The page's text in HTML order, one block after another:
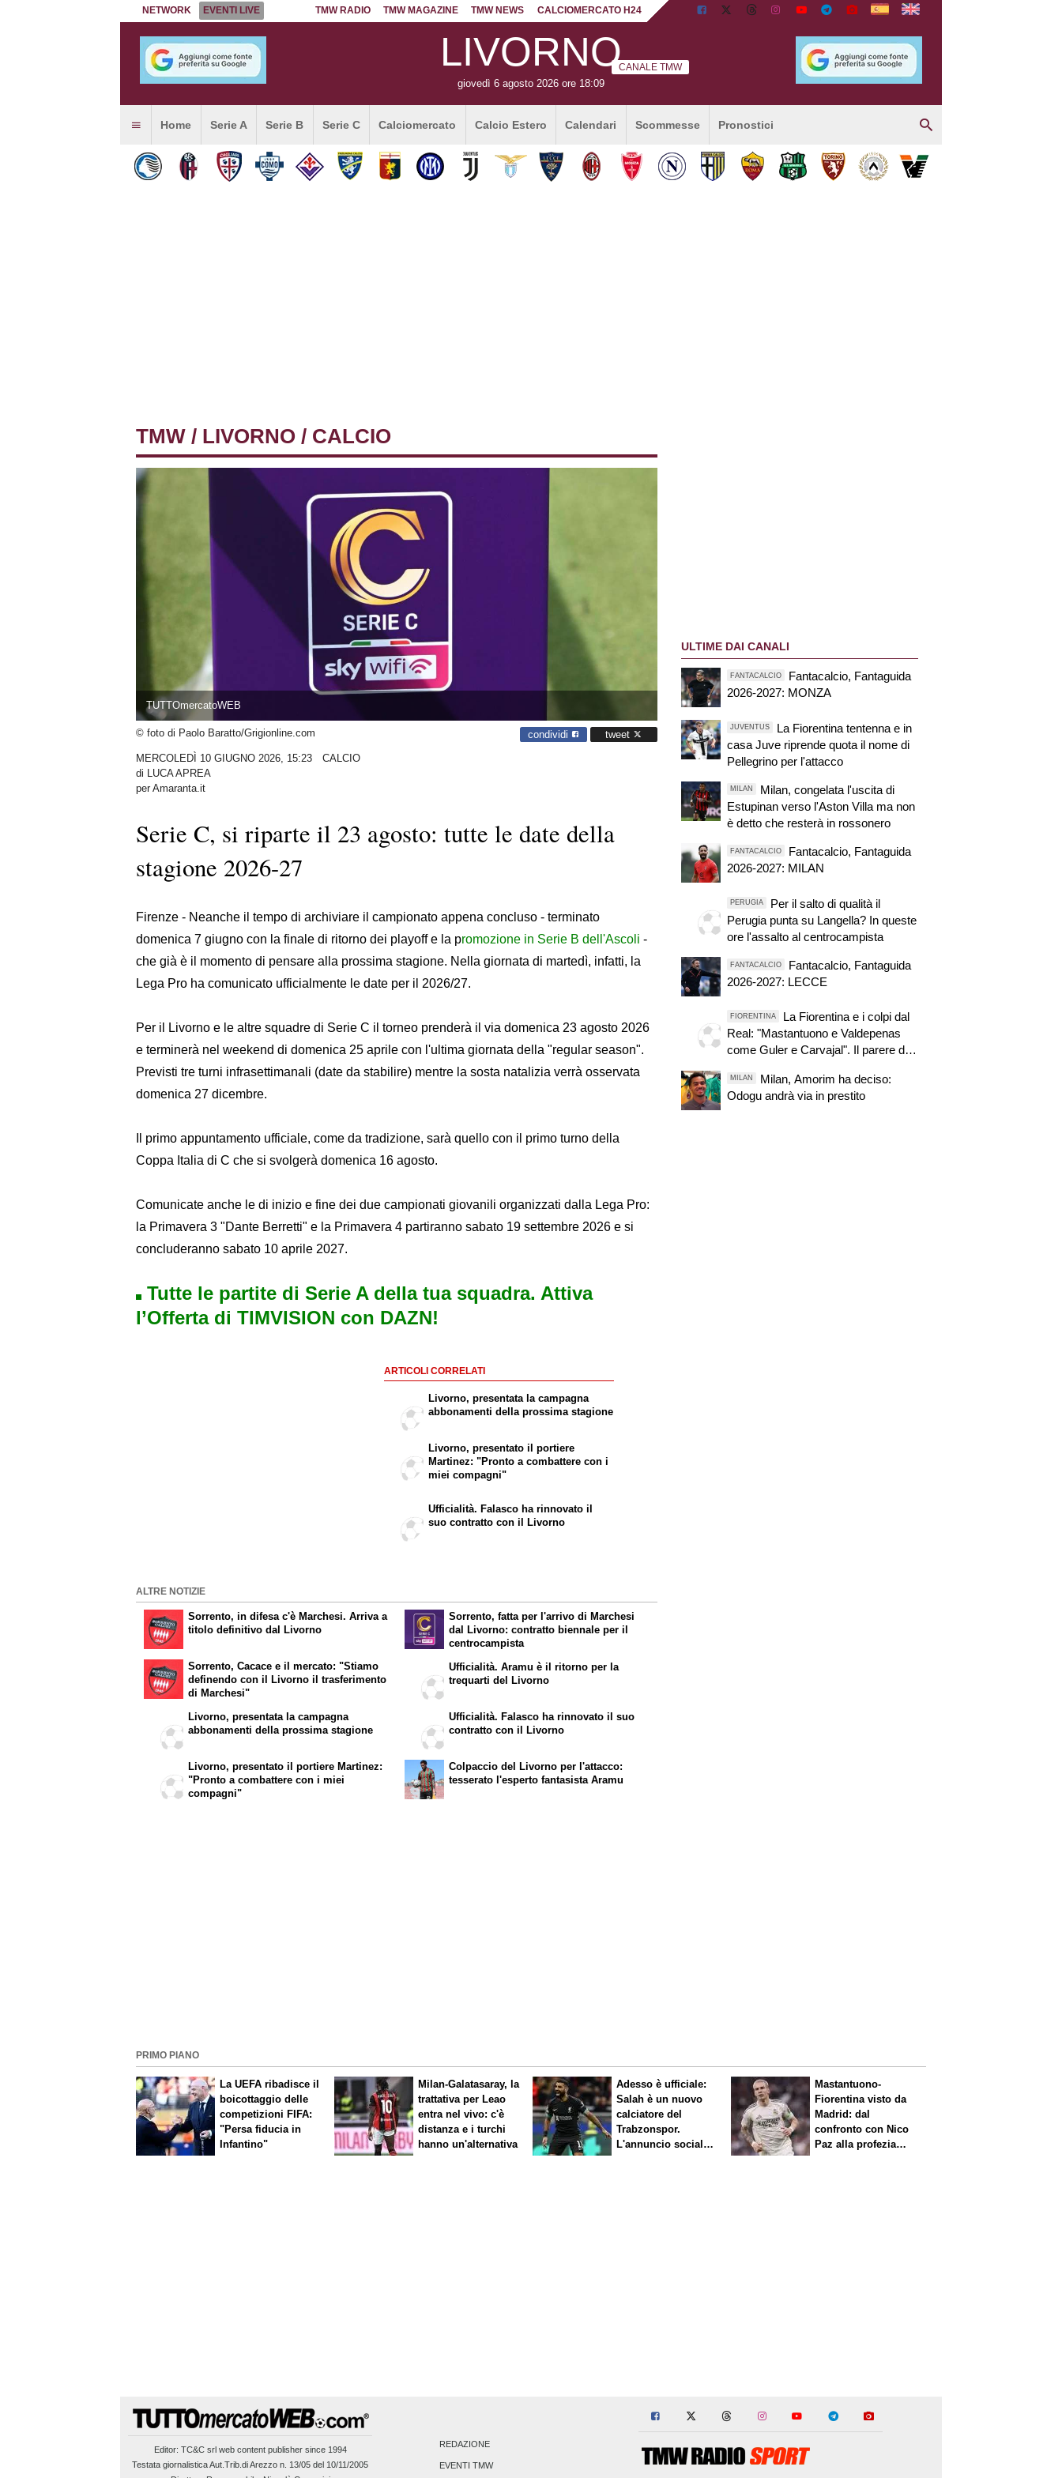
NETWORK EVENTI LIVE TMW RADIO TMW MAGAZINE TMW NEWS CALCIOMERCATO H24
LIVORNO
giovedì 6 agosto 2026 ore 18:09
CANALE TMW
Home Serie A Serie B Serie C Calciomercato Calcio Estero Calendari Scommesse Pronostici
TMW / LIVORNO / CALCIO
TUTTOmercatoWEB
© foto di Paolo Baratto/Grigionline.com condividi tweet
MERCOLEDÌ 10 GIUGNO 2026, 15:23
CALCIO
di LUCA APREA
per Amaranta.it
Serie C, si riparte il 23 agosto: tutte le date della
stagione 2026-27
Firenze - Neanche il tempo di archiviare il campionato appena concluso - terminato
domenica 7 giugno con la finale di ritorno dei playoff e la promozione in Serie B dell'Ascoli -
che già è il momento di pensare alla prossima stagione. Nella giornata di martedì, infatti, la
Lega Pro ha comunicato ufficialmente le date per il 2026/27.
Per il Livorno e le altre squadre di Serie C il torneo prenderà il via domenica 23 agosto 2026
e terminerà nel weekend di domenica 25 aprile con l'ultima giornata della "regular season".
Previsti tre turni infrasettimanali (date da stabilire) mentre la sosta natalizia verrà osservata
domenica 27 dicembre.
Il primo appuntamento ufficiale, come da tradizione, sarà quello con il primo turno della
Coppa Italia di C che si svolgerà domenica 16 agosto.
Comunicate anche le di inizio e fine dei due campionati giovanili organizzati dalla Lega Pro:
la Primavera 3 "Dante Berretti" e la Primavera 4 partiranno sabato 19 settembre 2026 e si
concluderanno sabato 10 aprile 2027.
Tutte le partite di Serie A della tua squadra. Attiva
l’Offerta di TIMVISION con DAZN!
ARTICOLI CORRELATI
Livorno, presentata la campagna
abbonamenti della prossima stagione
Livorno, presentato il portiere
Martinez: "Pronto a combattere con i
miei compagni"
Ufficialità. Falasco ha rinnovato il
suo contratto con il Livorno
ALTRE NOTIZIE
Sorrento, in difesa c'è Marchesi. Arriva a
titolo definitivo dal Livorno
Sorrento, Cacace e il mercato: "Stiamo
definendo con il Livorno il trasferimento
di Marchesi"
Sorrento, fatta per l'arrivo di Marchesi
dal Livorno: contratto biennale per il
centrocampista
Ufficialità. Aramu è il ritorno per la
trequarti del Livorno
Livorno, presentata la campagna
abbonamenti della prossima stagione
Livorno, presentato il portiere Martinez:
"Pronto a combattere con i miei
compagni"
Ufficialità. Falasco ha rinnovato il suo
contratto con il Livorno
Colpaccio del Livorno per l'attacco:
tesserato l'esperto fantasista Aramu
ULTIME DAI CANALI
FANTACALCIO
Fantacalcio, Fantaguida
2026-2027: MONZA
JUVENTUS
La Fiorentina tentenna e in
casa Juve riprende quota il nome di
Pellegrino per l'attacco
MILAN
Milan, congelata l'uscita di
Estupinan verso l'Aston Villa ma non
è detto che resterà in rossonero
FANTACALCIO
Fantacalcio, Fantaguida
2026-2027: MILAN
PERUGIA
Per il salto di qualità il
Perugia punta su Langella? In queste
ore l'assalto al centrocampista
FANTACALCIO
Fantacalcio, Fantaguida
2026-2027: LECCE
FIORENTINA
La Fiorentina e i colpi dal
Real: "Mastantuono e Valdepenas
come Guler e Carvajal". Il parere di
MILAN
Milan, Amorim ha deciso:
Odogu andrà via in prestito
PRIMO PIANO
La UEFA ribadisce il
boicottaggio delle
competizioni FIFA:
"Persa fiducia in
Infantino"
Milan-Galatasaray, la
trattativa per Leao
entra nel vivo: c'è
distanza e i turchi
hanno un'alternativa
Adesso è ufficiale:
Salah è un nuovo
calciatore del
Trabzonspor.
L'annuncio social
Mastantuono-
Fiorentina visto da
Madrid: dal
confronto con Nico
Paz alla profezia
Editor: TC&C srl web content publisher since 1994
Testata giornalistica Aut.Trib.di Arezzo n. 13/05 del 10/11/2005
REDAZIONE
EVENTI TMW